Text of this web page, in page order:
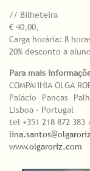
// Bilheteira
€ 40,00,
Carga horária: 8
20% desconto a
Para mais
COMPANHIA OLGA
Palácio Pancas
Lisboa - Portugal
tel +351 218 872 383
www.olgaroriz.com